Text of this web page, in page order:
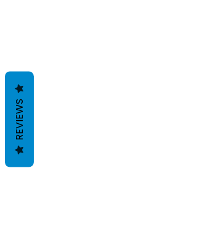
REVIEWS